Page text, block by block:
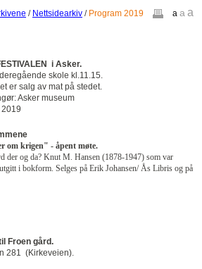
/ Nettsidearkiv / Program 2019 a a a
i Asker.
skole kl.11.15.
er salg av mat på stedet.
Asker museum
om krigen" - åpent møte.
der og da? Knut M. Hansen (1878-1947) som var
i bokform. Selges på Erik Johansen/ Ås Libris og på
Froen gård.
281 (Kirkeveien).